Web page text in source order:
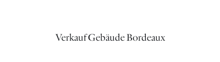
Verkauf Gebäude Bordeaux